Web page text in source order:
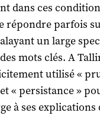
dans ces
répondre parfois
un large
mots clés. A
utilisé «
« persistance »
à ses